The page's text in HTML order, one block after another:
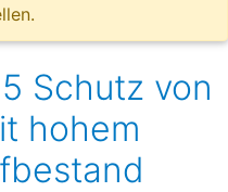
Schutz von
hohem